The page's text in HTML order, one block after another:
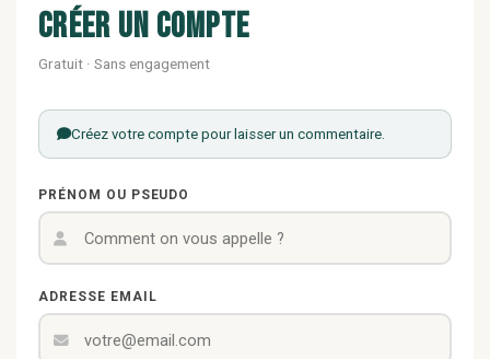
Créer un compte
Gratuit · Sans engagement
Créez votre compte pour laisser un commentaire.
PRÉNOM OU PSEUDO
ADRESSE EMAIL